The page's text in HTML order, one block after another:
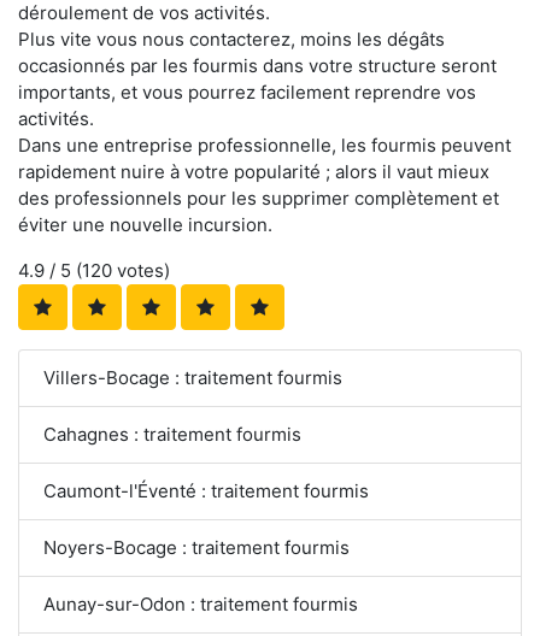
déroulement de vos activités.
Plus vite vous nous contacterez, moins les dégâts
occasionnés par les fourmis dans votre structure seront
importants, et vous pourrez facilement reprendre vos
activités.
Dans une entreprise professionnelle, les fourmis peuvent
rapidement nuire à votre popularité ; alors il vaut mieux
des professionnels pour les supprimer complètement et
éviter une nouvelle incursion.
4.9 / 5 (120 votes)
Villers-Bocage : traitement fourmis
Cahagnes : traitement fourmis
Caumont-l'Éventé : traitement fourmis
Noyers-Bocage : traitement fourmis
Aunay-sur-Odon : traitement fourmis